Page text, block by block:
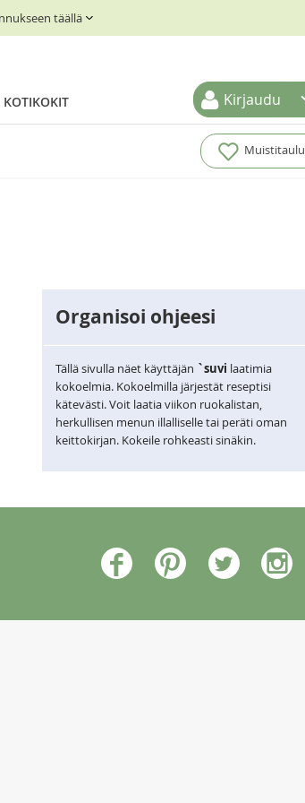
täällä
KOTIKOKIT Kirjaudu
Muistitaulu
Organisoi ohjeesi
Tällä sivulla näet käyttäjän `suvi laatimia
kokoelmia. Kokoelmilla järjestät reseptisi
kätevästi. Voit laatia viikon ruokalistan,
herkullisen menun illalliselle tai peräti oman
keittokirjan. Kokeile rohkeasti sinäkin.